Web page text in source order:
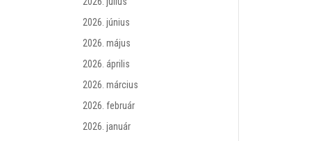
2026. június
2026. május
2026. április
2026. március
2026. február
2026. január